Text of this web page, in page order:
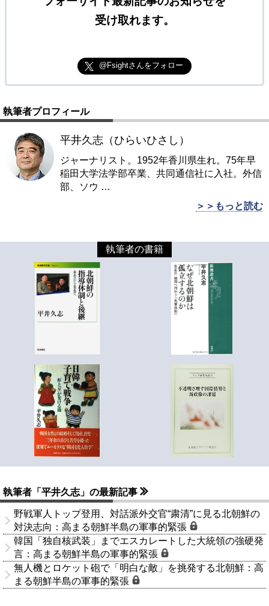
受け取れます。
@Fsightさんをフォロー
執筆者プロフィール
平井久志（ひらいひさし）
ジャーナリスト。1952年香川県生れ。75年早
稲田大学法学部卒業、共同通信社に入社。外信
部、ソウ …
＞＞もっと読む
執筆者の書籍
執筆者「平井久志」の最新記事
野戦軍人トップ登用、対話派外交官“粛清”に見る北朝鮮の
対決志向：高まる朝鮮半島の軍事的緊張
韓国「独自核武装」までエスカレートした大統領の強硬発
言：高まる朝鮮半島の軍事的緊張
無人機とロケット砲で「明白な敵」を挑発する北朝鮮：高
まる朝鮮半島の軍事的緊張